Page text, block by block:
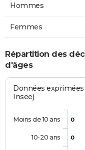
Hommes
Femmes
Répartition des
d'âges
Données
Insee)
0
0
Moins de 10 ans
10-20 ans